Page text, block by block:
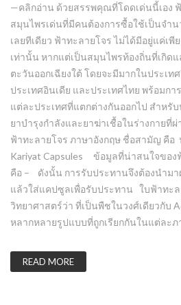
—คลิกอ่าน ด้วยสรรพคุณที่โดดเด่นนี้เอง
สมุนไพรเด่นที่มีคนต้องการซื้อใช้เป็นจำ
เลยทีเดียว ฟ้าทะลายโจร ไม่ได้มีอยู่แค่เพี
เท่านั้น หากแต่เป็นสมุนไพรท้องถิ่นที่เกิด
ตะวันออกเฉียงใต้ โดยจะมีมากในประเท
ประเทศอินเดีย และประเทศไทย พร้อมก
แต่ละประเทศที่แตกต่างกันออกไป สำหรั
ยาบำรุงกำลังและยาฆ่าเชื้อในร่างกายที่
ฟ้าทะลายโจร ภาษาอังกฤษ ชื่อสามัญ คือ
Kariyat Capsules ข้อมูลที่น่าสนใจของ
คือ – ดังนั้น การรับประทานจึงต้องนำม
แล้วใส่แคปซูลเพื่อรับประทาน ใบฟ้าทะ
วิทยาศาสตร์ว่า ที่เป็นพืชในวงศ์เดียวกับ
หลากหลายรูปแบบที่ถูกเรียกกันในแต่ละภ
READ MORE